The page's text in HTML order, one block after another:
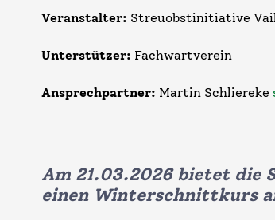
Veranstalter: Streuobstinitiative
Unterstützer: Fachwartverein
Ansprechpartner: Martin Schliereke
Am 21.03.2026 bietet die
einen Winterschnittkurs